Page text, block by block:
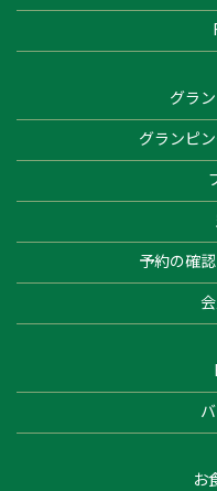
グラ
グランピ
予約の確
お